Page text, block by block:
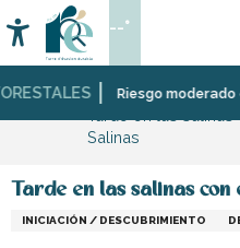
au
contenu
principal
Riesgo moderado
Accessibilité
Buscar
--°
Página Web
Ocio
Salinas
Tarde en las salinas
INICIACIÓN / DESCUBRIMIENTO